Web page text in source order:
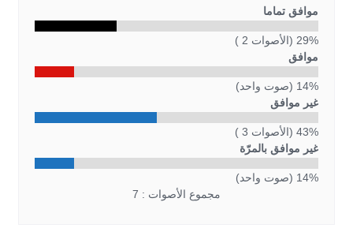
موافق تماما
29% (الأصوات 2 )
موافق
14% (صوت واحد)
غير موافق
43% (الأصوات 3 )
غير موافق بالمرّة
14% (صوت واحد)
مجموع الأصوات : 7